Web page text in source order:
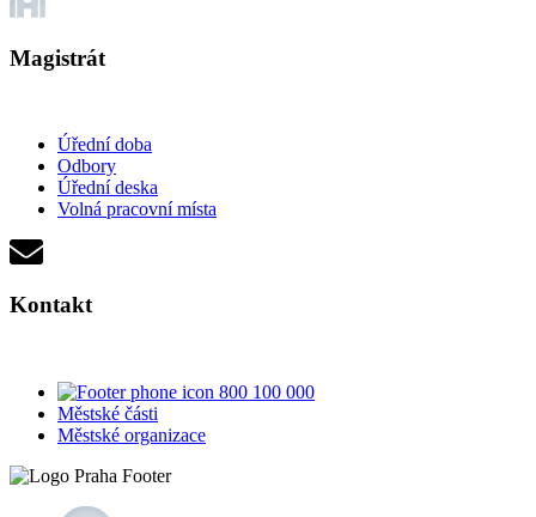
Magistrát
Úřední doba
Odbory
Úřední deska
Volná pracovní místa
Kontakt
800 100 000
Městské části
Městské organizace